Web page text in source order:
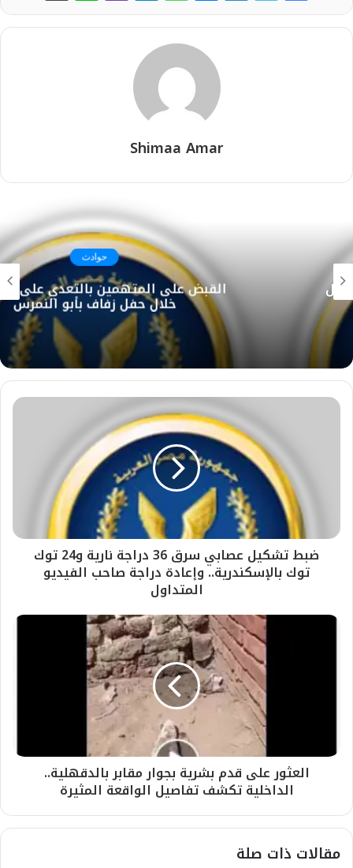
Shimaa Amar
حوادث
القبض على المتهمين بالتعدي على أب وابنيه
خلال حفل زفاف بأبو النمرس
ضبط تشكيل عصابي سرق 36 دراجة نارية و24 توك
توك بالإسكندرية.. وإعادة دراجة صاحب الفيديو
المتداول
العثور على قدم بشرية بجوار مقابر بالدقهلية..
الداخلية تكشف تفاصيل الواقعة المثيرة
مقالات ذات صلة